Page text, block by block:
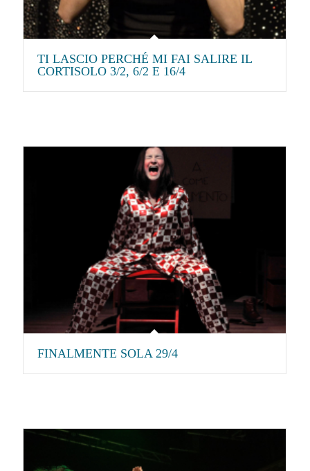
TI LASCIO PERCHÉ MI FAI SALIRE IL
CORTISOLO 3/2, 6/2 E 16/4
FINALMENTE SOLA 29/4